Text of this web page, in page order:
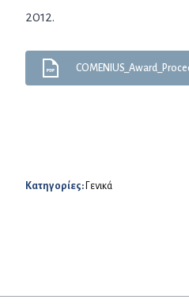
2012.
Κατηγορίες: Γενικά